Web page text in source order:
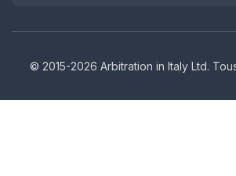
© 2015-2026 Arbitration in Italy Ltd.